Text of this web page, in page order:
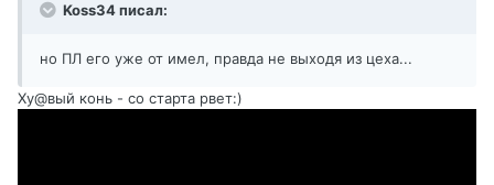
Koss34 писал:
но ПЛ его уже от имел, правда не выходя из цеха...
Ху@вый конь - со старта рвет:)